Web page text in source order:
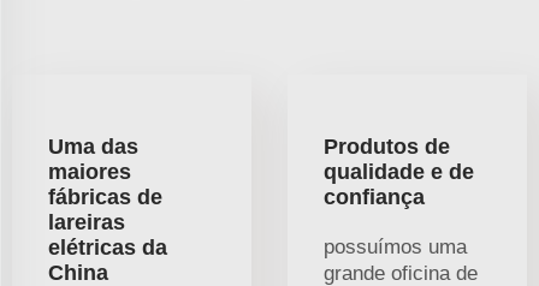
Uma das
maiores
fábricas de
lareiras
elétricas da
China
Produtos de
qualidade e de
confiança
possuímos uma
grande oficina de